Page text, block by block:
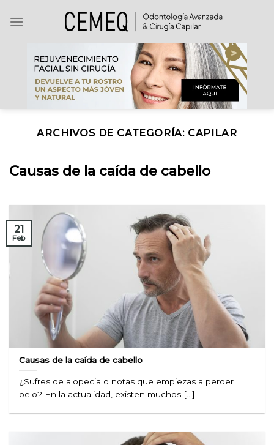
ARCHIVOS DE CATEGORÍA: CAPILAR
Causas de la caída de cabello
Causas de la caída de cabello
¿Sufres de alopecia o notas que empiezas a perder
pelo? En la actualidad, existen muchos [...]
21
Feb